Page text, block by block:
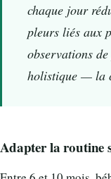
chaque jour
pleurs liés aux
observations
holistique — la
Adapter la routine